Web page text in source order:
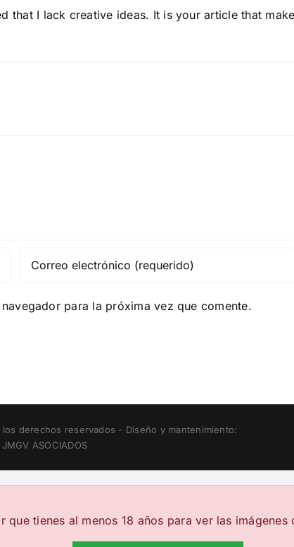
that I lack creative ideas. It is your article that
para la próxima vez que comente.
derechos reservados - Diseño y mantenimiento:
ASOCIADOS
que tienes al menos 18 años para ver las imágenes